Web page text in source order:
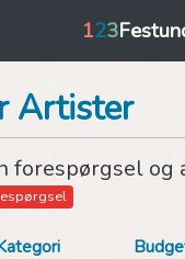
123
Artister
forespørgsel og